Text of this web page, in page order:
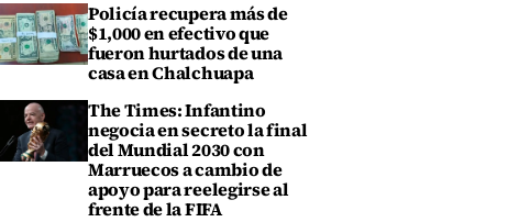
Policía recupera más de
$1,000 en efectivo que
fueron hurtados de una
casa en Chalchuapa
The Times: Infantino
negocia en secreto la final
del Mundial 2030 con
Marruecos a cambio de
apoyo para reelegirse al
frente de la FIFA